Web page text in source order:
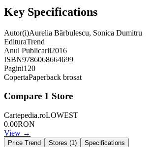
Key Specifications
Autor(i)Aurelia Bărbulescu, Sonica Dumitru
EdituraTrend
Anul Publicarii2016
ISBN9786068664699
Pagini120
CopertaPaperback brosat
Compare 1 Store
Cartepedia.roLOWEST
0.00RON
View →
Price Trend Stores (1 ) Specifications